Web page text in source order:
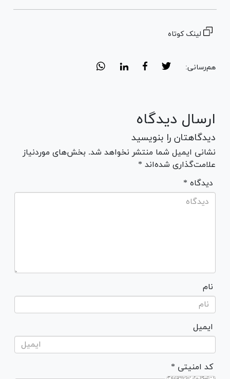
لینک کوتاه
هم‌رسانی:
ارسال دیدگاه
دیدگاهتان را بنویسید
نشانی ایمیل شما منتشر نخواهد شد. بخش‌های موردنیاز
علامت‌گذاری شده‌اند *
* دیدگاه
نام
ایمیل
* کد امنیتی